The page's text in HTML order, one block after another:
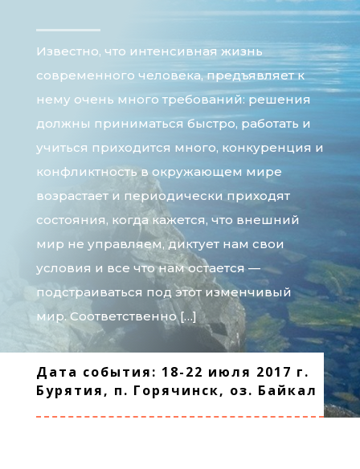
Известно, что интенсивная жизнь
современного человека, предъявляет к
нему очень много требований: решения
должны приниматься быстро, работать и
учиться приходится много, конкуренция и
конфликтность в окружающем мире
возрастает и периодически приходят
состояния, когда кажется, что внешний
мир не управляем, диктует нам свои
условия и все что нам остается —
подстраиваться под этот изменчивый
мир. Соответственно […]
Дата события: 18-22 июля 2017 г.
Бурятия, п. Горячинск, оз. Байкал